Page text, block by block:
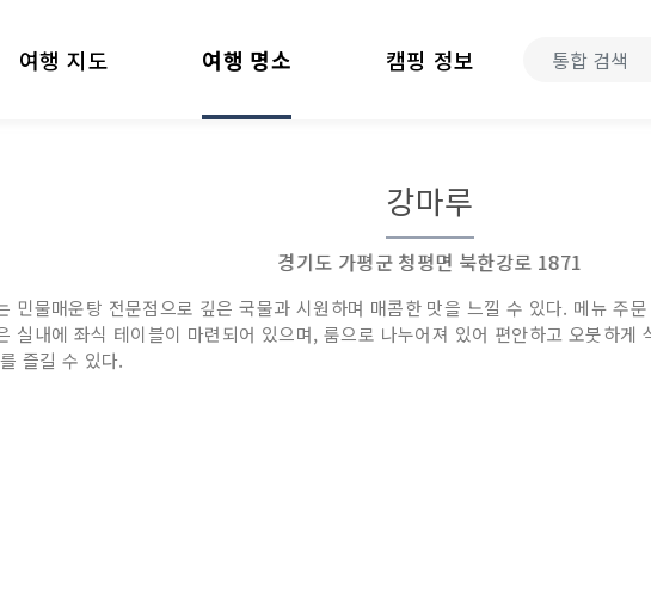
여행 지도 여행 명소 캠핑 정보
강마루
경기도 가평군 청평면 북한강로 1871
민물매운탕 전문점으로 깊은 국물과 시원하며 매콤한 맛을 느낄 수 있다. 메뉴 주
실내에 좌식 테이블이 마련되어 있으며, 룸으로 나누어져 있어 편안하고 오붓하
즐길 수 있다.